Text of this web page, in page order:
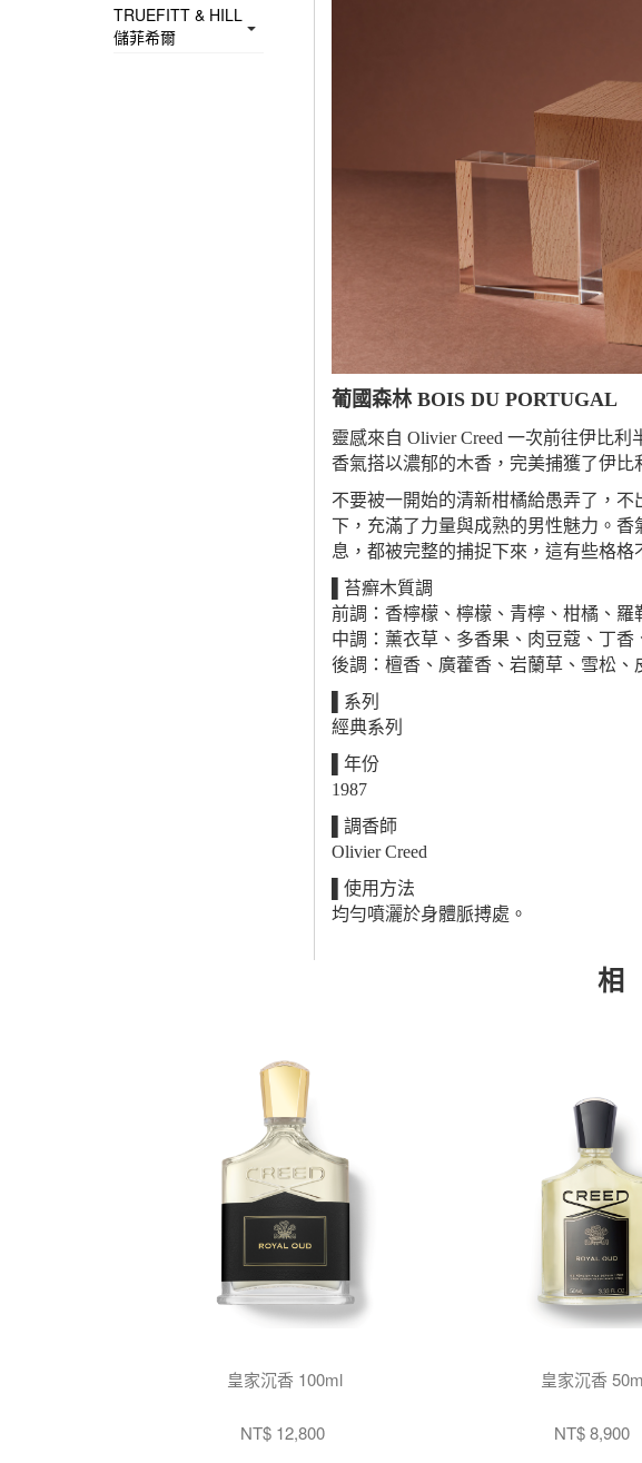
TRUEFITT & HILL
儲菲希爾
葡國森林 BOIS DU PORTUGAL
靈感來自 Olivier Creed 一次前往伊比
香氣搭以濃郁的木香，完美捕獲了伊比
不要被一開始的清新柑橘給愚弄了，
下，充滿了力量與成熟的男性魅力。
息，都被完整的捕捉下來，這有些格
▌苔癬木質調
前調：香檸檬、檸檬、青檸、柑橘、羅
中調：薰衣草、多香果、肉豆蔻、丁香
後調：檀香、廣藿香、岩蘭草、雪松、
▌系列
經典系列
▌年份
1987
▌調香師
Olivier Creed
▌使用方法
均勻噴灑於身體脈搏處。
皇家沉香 100ml
NT$ 12,800
皇家沉香
NT$ 8,900